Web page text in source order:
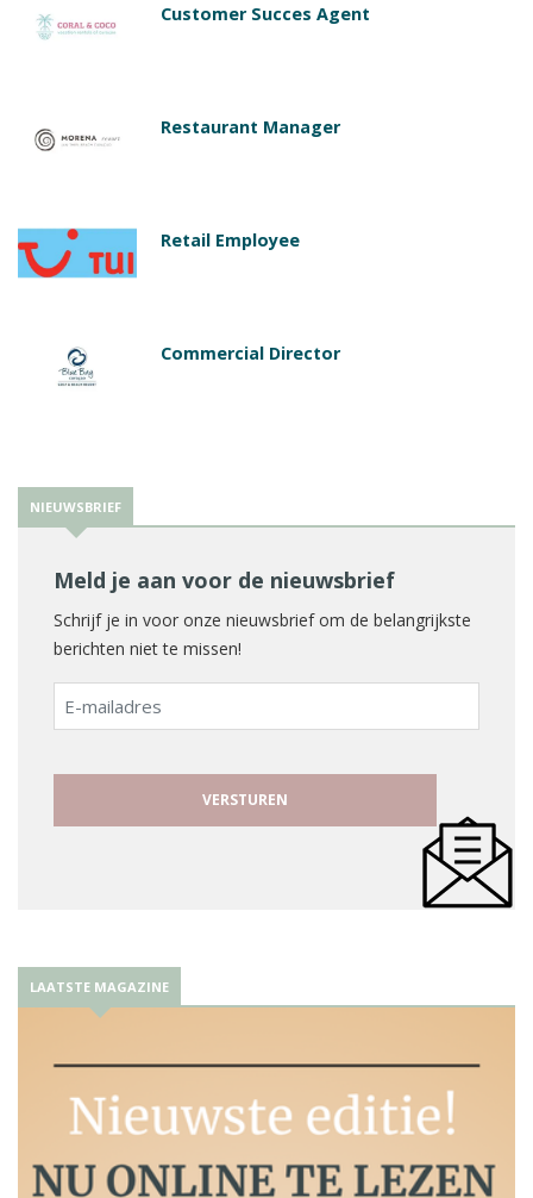
Customer Succes Agent
Restaurant Manager
Retail Employee
Commercial Director
NIEUWSBRIEF
Meld je aan voor de nieuwsbrief
Schrijf je in voor onze nieuwsbrief om de belangrijkste
berichten niet te missen!
E-
mailadres
LAATSTE MAGAZINE